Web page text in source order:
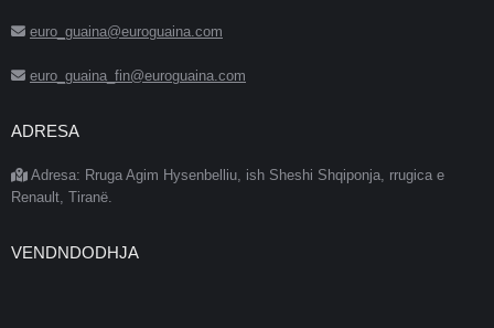
euro_guaina@euroguaina.com
euro_guaina_fin@euroguaina.com
ADRESA
Adresa: Rruga Agim Hysenbelliu, ish Sheshi Shqiponja, rrugica e
Renault, Tiranë.
VENDNDODHJA